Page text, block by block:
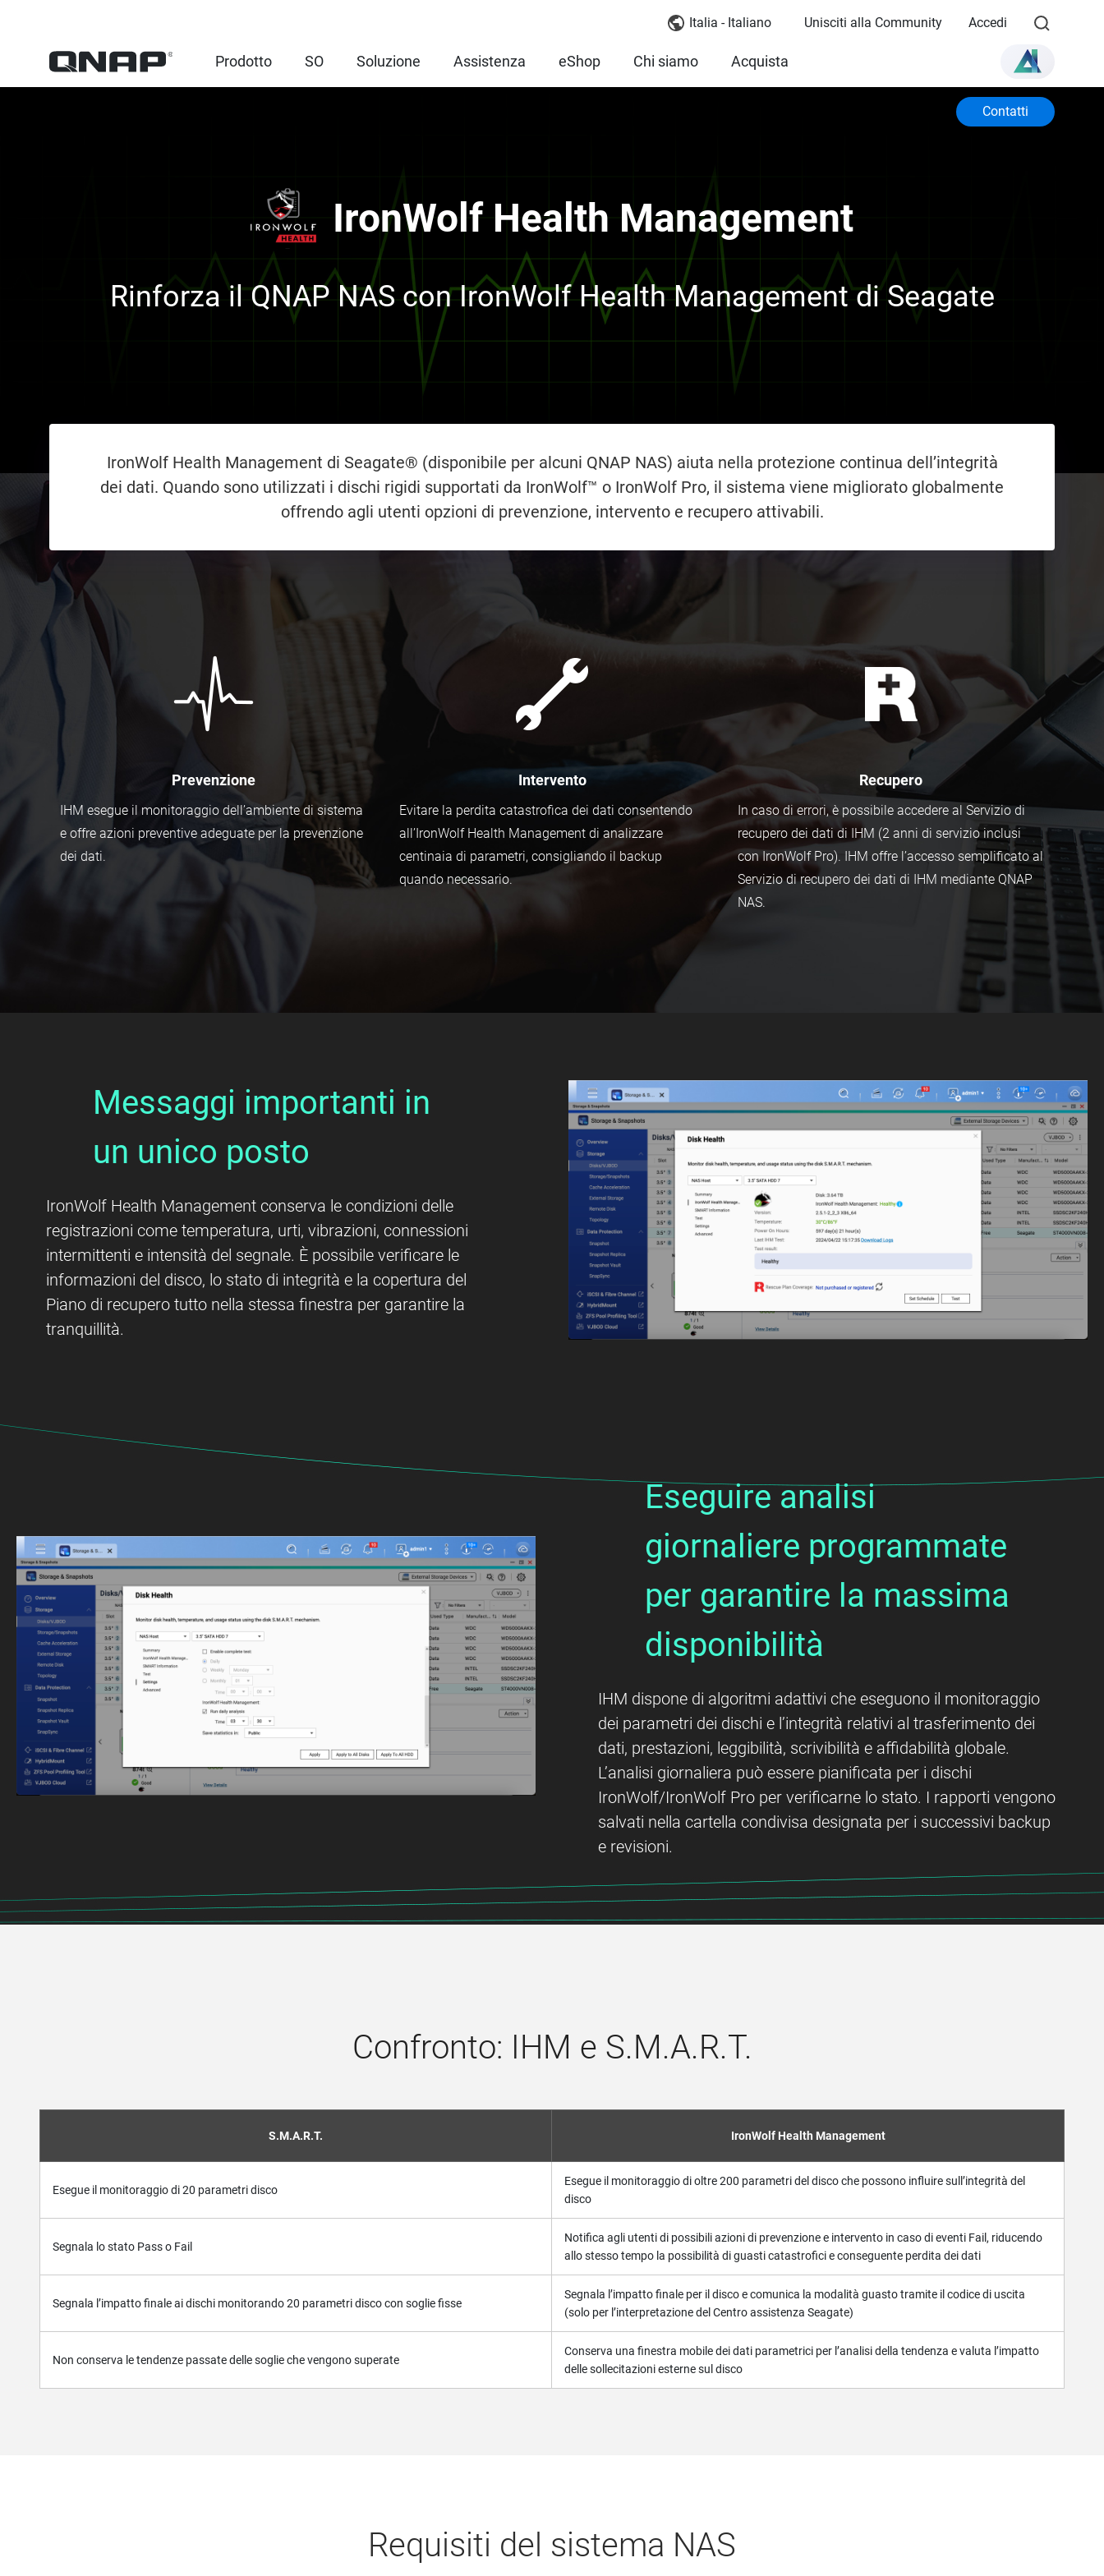
Italia - Italiano Unisciti alla Community Accedi
Prodotto SO Soluzione Assistenza eShop Chi siamo Acquista
Contatti
IronWolf Health Management
Rinforza il QNAP NAS con IronWolf Health Management di Seagate
IronWolf Health Management di Seagate® (disponibile per alcuni QNAP NAS) aiuta nella protezione continua dell’integrità
dei dati. Quando sono utilizzati i dischi rigidi supportati da IronWolf™ o IronWolf Pro, il sistema viene migliorato globalmente
offrendo agli utenti opzioni di prevenzione, intervento e recupero attivabili.
Prevenzione
IHM esegue il monitoraggio dell’ambiente di sistema
e offre azioni preventive adeguate per la prevenzione
dei dati.
Intervento
Evitare la perdita catastrofica dei dati consentendo
all’IronWolf Health Management di analizzare
centinaia di parametri, consigliando il backup
quando necessario.
Recupero
In caso di errori, è possibile accedere al Servizio di
recupero dei dati di IHM (2 anni di servizio inclusi
con IronWolf Pro). IHM offre l’accesso semplificato al
Servizio di recupero dei dati di IHM mediante QNAP
NAS.
Messaggi importanti in
un unico posto
IronWolf Health Management conserva le condizioni delle
registrazioni come temperatura, urti, vibrazioni, connessioni
intermittenti e intensità del segnale. È possibile verificare le
informazioni del disco, lo stato di integrità e la copertura del
Piano di recupero tutto nella stessa finestra per garantire la
tranquillità.
Eseguire analisi
giornaliere programmate
per garantire la massima
disponibilità
IHM dispone di algoritmi adattivi che eseguono il monitoraggio
dei parametri dei dischi e l’integrità relativi al trasferimento dei
dati, prestazioni, leggibilità, scrivibilità e affidabilità globale.
L’analisi giornaliera può essere pianificata per i dischi
IronWolf/IronWolf Pro per verificarne lo stato. I rapporti vengono
salvati nella cartella condivisa designata per i successivi backup
e revisioni.
Confronto: IHM e S.M.A.R.T.
S.M.A.R.T. IronWolf Health Management
Esegue il monitoraggio di 20 parametri disco
Esegue il monitoraggio di oltre 200 parametri del disco che possono influire sull’integrità del
disco
Segnala lo stato Pass o Fail
Notifica agli utenti di possibili azioni di prevenzione e intervento in caso di eventi Fail, riducendo
allo stesso tempo la possibilità di guasti catastrofici e conseguente perdita dei dati
Segnala l’impatto finale ai dischi monitorando 20 parametri disco con soglie fisse
Segnala l’impatto finale per il disco e comunica la modalità guasto tramite il codice di uscita
(solo per l’interpretazione del Centro assistenza Seagate)
Non conserva le tendenze passate delle soglie che vengono superate
Conserva una finestra mobile dei dati parametrici per l’analisi della tendenza e valuta l’impatto
delle sollecitazioni esterne sul disco
Requisiti del sistema NAS